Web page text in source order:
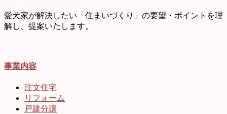
愛犬家が解決したい「住まいづくり」の要望・ポイントを理
解し、提案いたします。
事業内容
注文住宅
リフォーム
戸建分譲